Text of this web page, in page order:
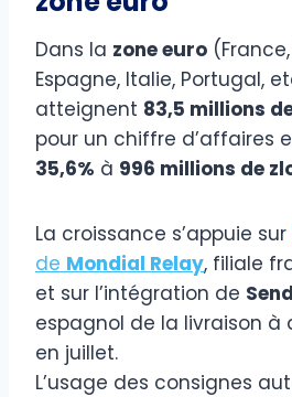
Dans la zone euro
Espagne, Italie, Portugal,
atteignent 83,5 millions
pour un chiffre d’affaires
35,6% à 996 millions de
La croissance s’appuie sur
de Mondial Relay, filiale
et sur l’intégration de
espagnol de la livraison à
en juillet.
L’usage des consignes